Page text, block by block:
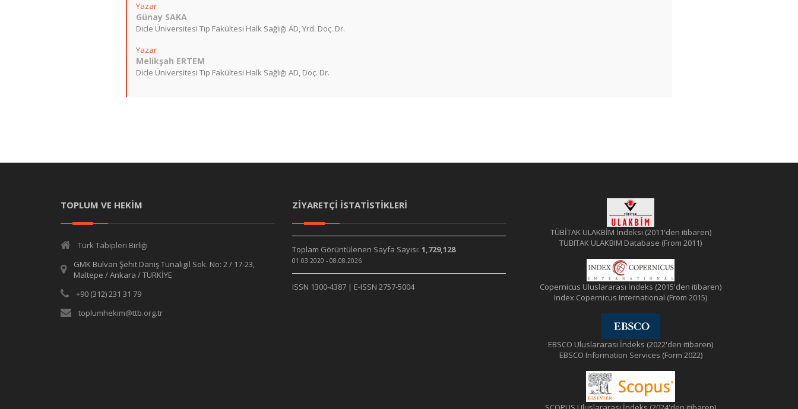
Yazar
Günay SAKA
Dicle Üniversitesi Tıp Fakültesi Halk Sağlığı AD, Yrd. Doç. Dr.
Yazar
Melikşah ERTEM
Dicle Üniversitesi Tıp Fakültesi Halk Sağlığı AD, Doç. Dr.
TOPLUM VE HEKİM
Türk Tabipleri Birliği
GMK Bulvarı Şehit Daniş Tunalıgil Sok. No: 2 / 17-23,
Maltepe / Ankara / TÜRKİYE
+90 (312) 231 31 79
toplumhekim@ttb.org.tr
ZİYARETÇİ İSTATİSTİKLERİ
Toplam Görüntülenen Sayfa Sayısı: 1,729,128
01.03.2020 - 08.08.2026
ISSN 1300-4387 | E-ISSN 2757-5004
TÜBİTAK ULAKBİM İndeksi (2011'den itibaren)
TUBITAK ULAKBIM Database (From 2011)
Copernicus Uluslararası İndeks (2015'den itibaren)
Index Copernicus International (From 2015)
EBSCO Uluslararası İndeks (2022'den itibaren)
EBSCO Information Services (Form 2022)